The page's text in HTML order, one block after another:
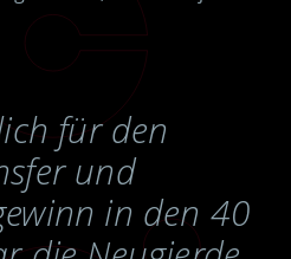
für den
und
in den 40